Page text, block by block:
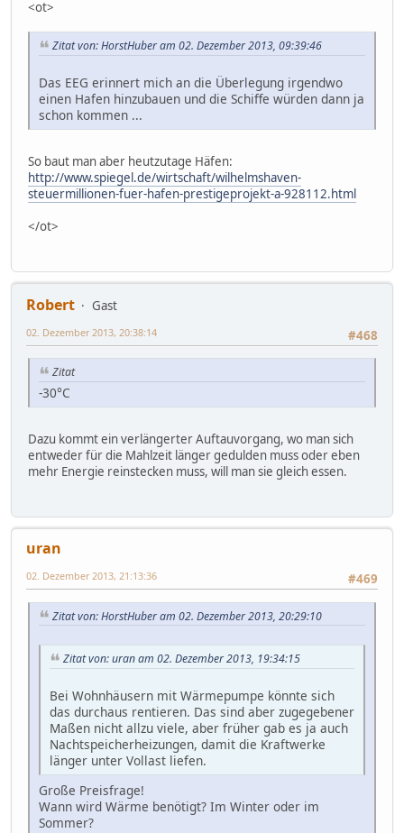
<ot>
Zitat von: HorstHuber am 02. Dezember 2013, 09:39:46
Das EEG erinnert mich an die Überlegung irgendwo
einen Hafen hinzubauen und die Schiffe würden dann ja
schon kommen ...
So baut man aber heutzutage Häfen:
http://www.spiegel.de/wirtschaft/wilhelmshaven-
steuermillionen-fuer-hafen-prestigeprojekt-a-928112.html
</ot>
Robert
Gast
#468
02. Dezember 2013, 20:38:14
Zitat
-30°C
Dazu kommt ein verlängerter Auftauvorgang, wo man sich
entweder für die Mahlzeit länger gedulden muss oder eben
mehr Energie reinstecken muss, will man sie gleich essen.
uran
#469
02. Dezember 2013, 21:13:36
Zitat von: HorstHuber am 02. Dezember 2013, 20:29:10
Zitat von: uran am 02. Dezember 2013, 19:34:15
Bei Wohnhäusern mit Wärmepumpe könnte sich
das durchaus rentieren. Das sind aber zugegebener
Maßen nicht allzu viele, aber früher gab es ja auch
Nachtspeicherheizungen, damit die Kraftwerke
länger unter Vollast liefen.
Große Preisfrage!
Wann wird Wärme benötigt? Im Winter oder im
Sommer?